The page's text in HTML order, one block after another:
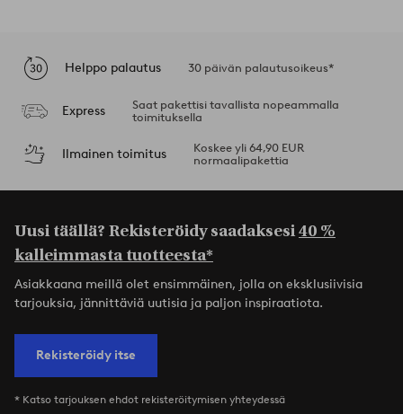
Helppo palautus 30 päivän palautusoikeus*
Express
Saat pakettisi tavallista nopeammalla
toimituksella
Ilmainen toimitus
Koskee yli 64,90 EUR
normaalipakettia
Uusi täällä? Rekisteröidy saadaksesi40 %
kalleimmasta tuotteesta*
Asiakkaana meillä olet ensimmäinen, jolla on eksklusiivisia
tarjouksia, jännittäviä uutisia ja paljon inspiraatiota.
Rekisteröidy itse
* Katso tarjouksen ehdot rekisteröitymisen yhteydessä